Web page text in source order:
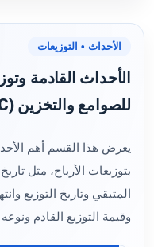
الأحداث • التوزيعات
الأحداث القادمة
للصوامع والتخزين (GSSC)
يعرض هذا القسم أهم
بتوزيعات الأرباح، مثل
المتبقي وتاريخ التوزيع
وقيمة التوزيع القادم